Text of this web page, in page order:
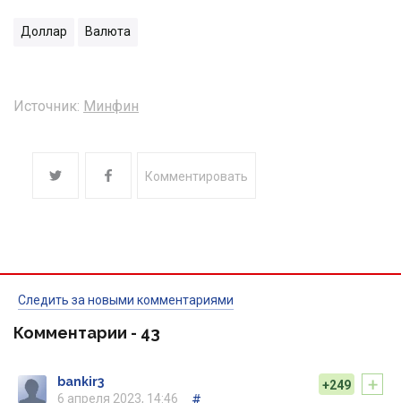
Доллар Валюта
Источник: Минфин
Комментировать
Следить за новыми комментариями
Комментарии - 43
+
+249
bankir3
6 апреля 2023, 14:46